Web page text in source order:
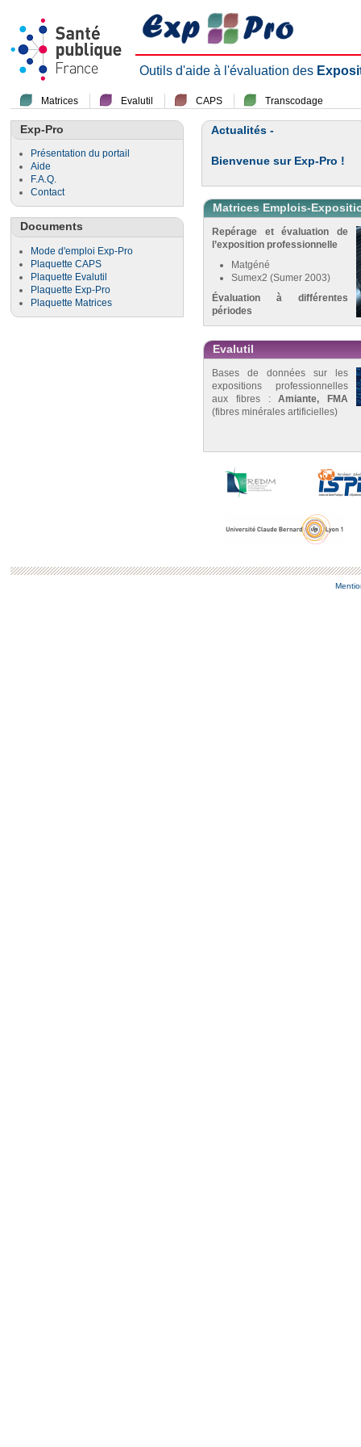
Outils d'aide à l'évaluation des
Matrices Evalutil CAPS Transcodage
Exp-Pro
Présentation du portail
Aide
F.A.Q.
Contact
Documents
Mode d'emploi Exp-Pro
Plaquette CAPS
Plaquette Evalutil
Plaquette Exp-Pro
Plaquette Matrices
Actualités -
Bienvenue sur Exp-Pro !
Matrices Emplois-
Repérage et évaluation de
l’exposition professionnelle
Matgéné
Sumex2 (Sumer 2003)
Évaluation à différentes
périodes
Evalutil
Bases de données sur les
expositions professionnelles
aux fibres :Amiante, FMA
(fibres minérales artificielles)